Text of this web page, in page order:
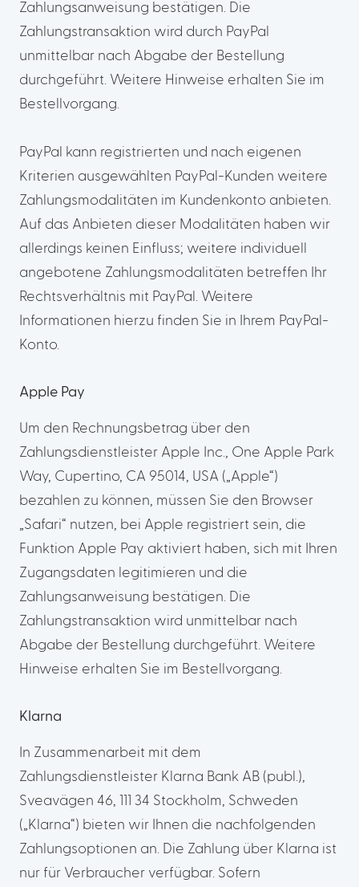
Zahlungsanweisung bestätigen. Die
Zahlungstransaktion wird durch PayPal
unmittelbar nach Abgabe der Bestellung
durchgeführt. Weitere Hinweise erhalten Sie im
Bestellvorgang.
PayPal kann registrierten und nach eigenen
Kriterien ausgewählten PayPal-Kunden weitere
Zahlungsmodalitäten im Kundenkonto anbieten.
Auf das Anbieten dieser Modalitäten haben wir
allerdings keinen Einfluss; weitere individuell
angebotene Zahlungsmodalitäten betreffen Ihr
Rechtsverhältnis mit PayPal. Weitere
Informationen hierzu finden Sie in Ihrem PayPal-
Konto.
Apple Pay
Um den Rechnungsbetrag über den
Zahlungsdienstleister Apple Inc., One Apple Park
Way, Cupertino, CA 95014, USA („Apple“)
bezahlen zu können, müssen Sie den Browser
„Safari“ nutzen, bei Apple registriert sein, die
Funktion Apple Pay aktiviert haben, sich mit Ihren
Zugangsdaten legitimieren und die
Zahlungsanweisung bestätigen. Die
Zahlungstransaktion wird unmittelbar nach
Abgabe der Bestellung durchgeführt. Weitere
Hinweise erhalten Sie im Bestellvorgang.
Klarna
In Zusammenarbeit mit dem
Zahlungsdienstleister Klarna Bank AB (publ.),
Sveavägen 46, 111 34 Stockholm, Schweden
(„Klarna“) bieten wir Ihnen die nachfolgenden
Zahlungsoptionen an. Die Zahlung über Klarna ist
nur für Verbraucher verfügbar. Sofern